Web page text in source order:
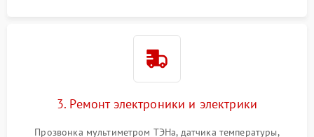
3. Ремонт электроники и электрики
Прозвонка мультиметром ТЭНа, датчика температуры,